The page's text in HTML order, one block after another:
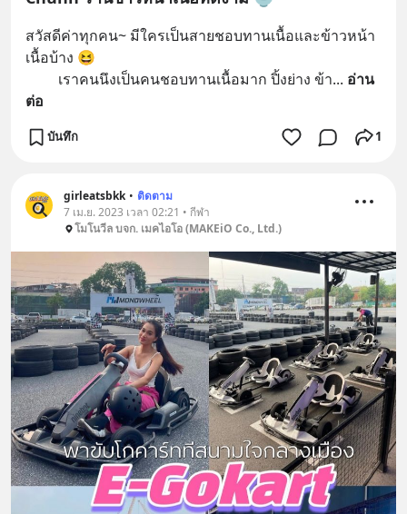
สวัสดีค่าทุกคน~ มีใครเป็นสายชอบทานเนื้อและข้าวหน้า
เนื้อบ้าง 😆
         เราคนนึงเป็นคนชอบทานเนื้อมาก ปิ้งย่าง ข้า
... อ่าน
ต่อ
บันทึก 1
girleatsbkk • ติดตาม
7 เม.ย. 2023 เวลา 02:21 • กีฬา
โมโนวีล บจก. เมคไอโอ (MAKEiO Co., Ltd.)